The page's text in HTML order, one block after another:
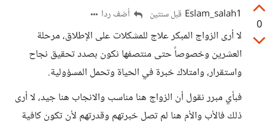
0
Eslam_salah1 قبل سنتين أضف ردا
لا أرى الزواج المبكر علاج للمشكلات على الإطلاق، مرحلة
العشرين وخصوصاً حتى منتصفها نكون بصدد تحقيق نجاح
واستقرار، وامتلاك خبرة في الحياة وتحمل المسؤولية.
فبأي مبرر نقول أن الزواج هنا مناسب والانجاب هنا جيد، لا أرى
ذلك فالأب والأم هنا لم تصل خبرتهم وقدرتهم لأن تكون كافية